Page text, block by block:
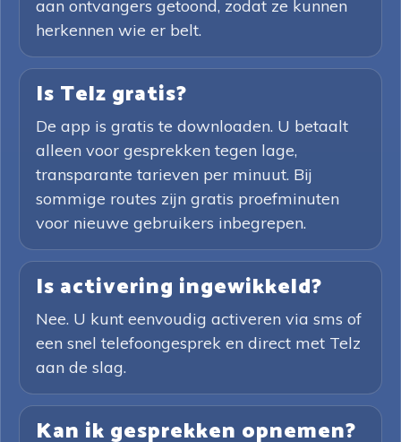
aan ontvangers getoond, zodat ze kunnen
herkennen wie er belt.
Is Telz gratis?
De app is gratis te downloaden. U betaalt
alleen voor gesprekken tegen lage,
transparante tarieven per minuut. Bij
sommige routes zijn gratis proefminuten
voor nieuwe gebruikers inbegrepen.
Is activering ingewikkeld?
Nee. U kunt eenvoudig activeren via sms of
een snel telefoongesprek en direct met Telz
aan de slag.
Kan ik gesprekken opnemen?